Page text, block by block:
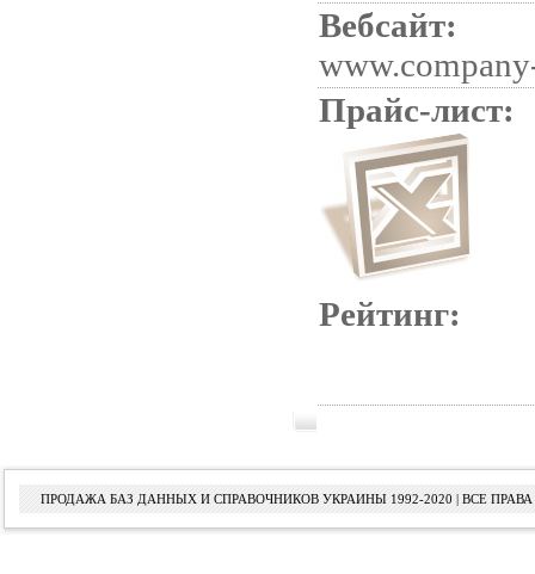
Вебсайт:
Прайс-лист:
Рейтинг:
ПРОДАЖА БАЗ ДАННЫХ И СПРАВОЧНИКОВ УКРАИНЫ 1992-2020 | ВСЕ